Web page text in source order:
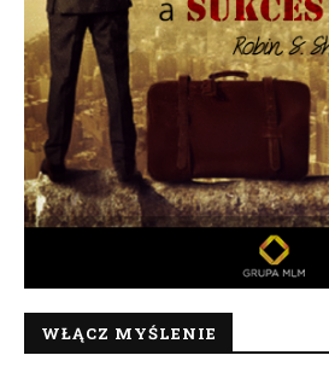
WŁĄCZ MYŚLENIE